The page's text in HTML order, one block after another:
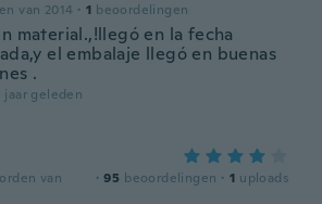
van 2014 · 1 beoordelingen
material.,!llegó en la fecha
el embalaje llegó en buenas
.
jaar geleden
van
· 95 beoordelingen · 1 uploads